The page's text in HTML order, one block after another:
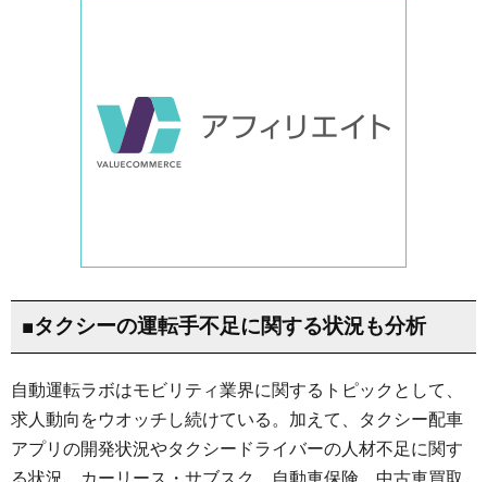
■タクシーの運転手不足に関する状況も分析
自動運転ラボはモビリティ業界に関するトピックとして、
求人動向をウオッチし続けている。加えて、タクシー配車
アプリの開発状況やタクシードライバーの人材不足に関す
る状況、カーリース・サブスク、自動車保険、中古車買取